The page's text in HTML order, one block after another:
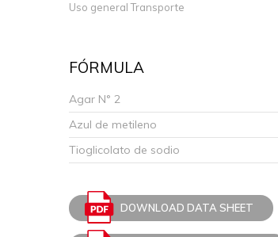
Uso general Transporte
FÓRMULA
Agar N° 2
Azul de metileno
Tioglicolato de sodio
DOWNLOAD DATA SHEET